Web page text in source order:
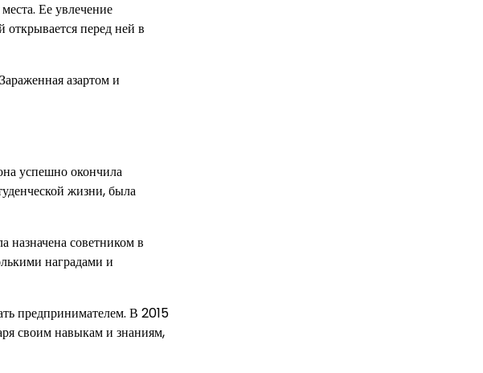
Ее увлечение
перед ней в
азартом и
успешно окончила
жизни, была
назначена советником в
наградами и
предпринимателем. В 2015
своим навыкам и знаниям,